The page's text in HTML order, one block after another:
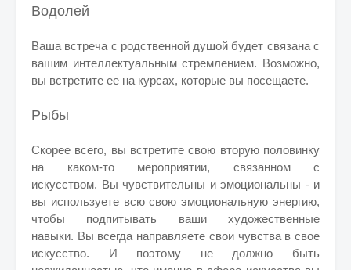
Водолей
Ваша встреча с родственной душой будет связана с
вашим интеллектуальным стремлением. Возможно,
вы встретите ее на курсах, которые вы посещаете.
Рыбы
Скорее всего, вы встретите свою вторую половинку
на каком-то мероприятии, связанном с
искусством. Вы чувствительны и эмоциональны - и
вы используете всю свою эмоциональную энергию,
чтобы подпитывать ваши художественные
навыки. Вы всегда направляете свои чувства в свое
искусство. И поэтому не должно быть